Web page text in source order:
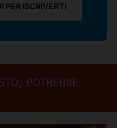
PER ISCRIVERTI
potrebbe